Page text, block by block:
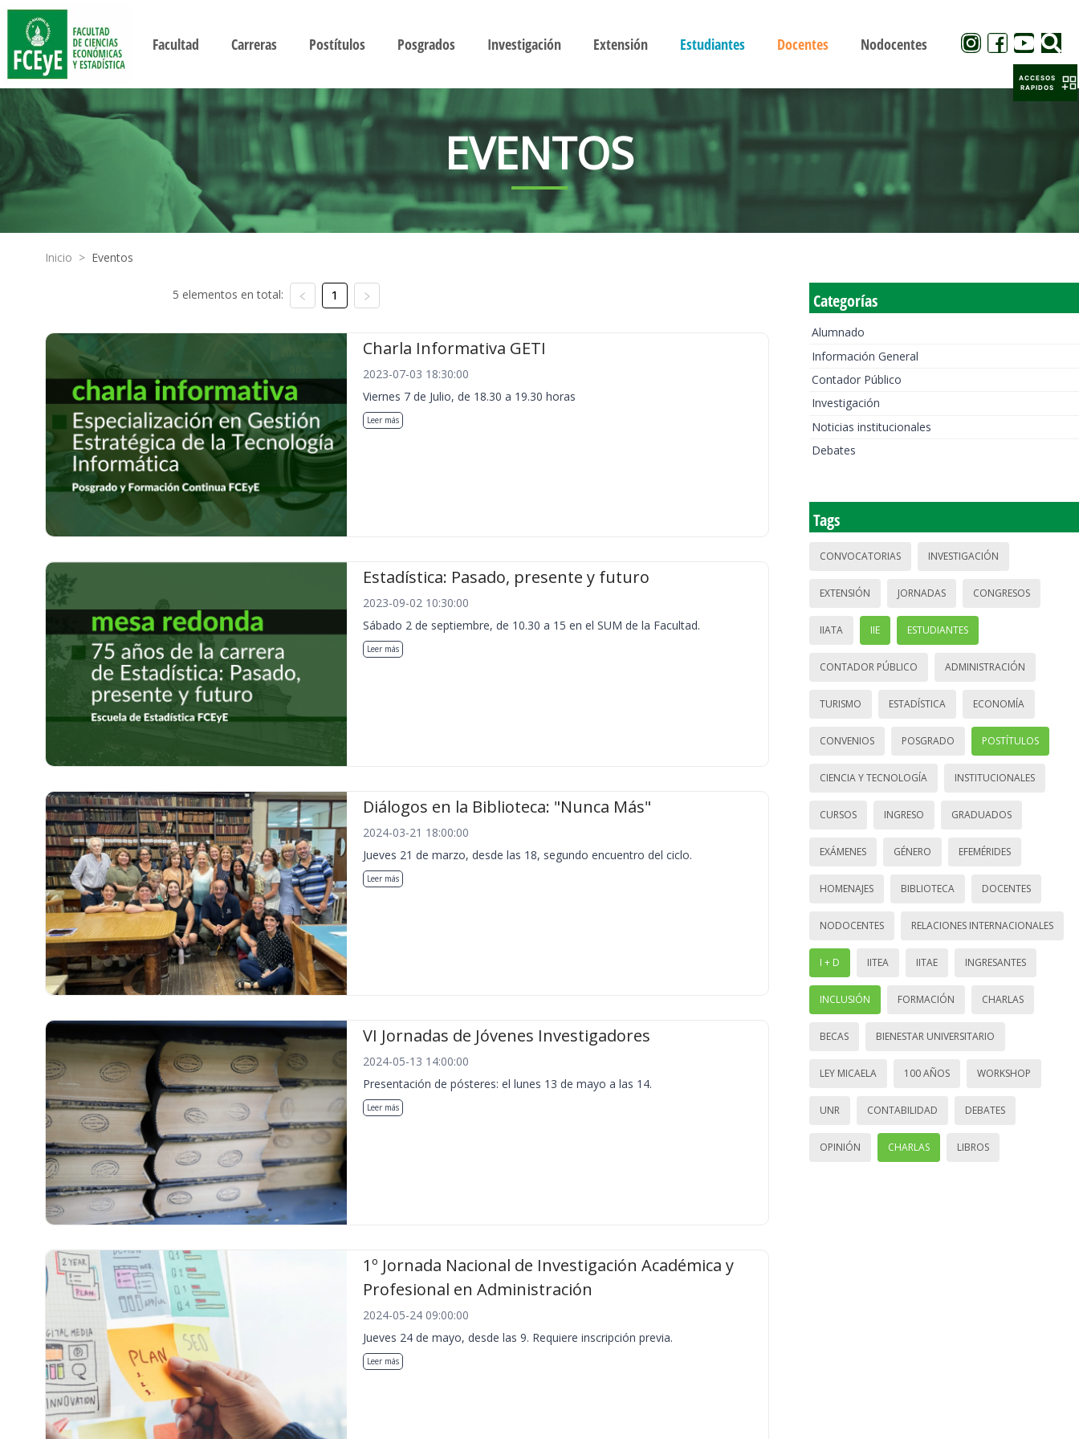
Facultad Carreras Postítulos Posgrados Investigación Extensión Estudiantes Docentes Nodocentes
EVENTOS
Inicio > Eventos
5 elementos en total: 1
Charla Informativa GETI
2023-07-03 18:30:00
Viernes 7 de Julio, de 18.30 a 19.30 horas
Leer más
Estadística: Pasado, presente y futuro
2023-09-02 10:30:00
Sábado 2 de septiembre, de 10.30 a 15 en el SUM de la Facultad.
Leer más
Diálogos en la Biblioteca: "Nunca Más"
2024-03-21 18:00:00
Jueves 21 de marzo, desde las 18, segundo encuentro del ciclo.
Leer más
VI Jornadas de Jóvenes Investigadores
2024-05-13 14:00:00
Presentación de pósteres: el lunes 13 de mayo a las 14.
Leer más
1º Jornada Nacional de Investigación Académica y
Profesional en Administración
2024-05-24 09:00:00
Jueves 24 de mayo, desde las 9. Requiere inscripción previa.
Leer más
Categorías
Alumnado
Información General
Contador Público
Investigación
Noticias institucionales
Debates
Tags
CONVOCATORIAS INVESTIGACIÓN
EXTENSIÓN JORNADAS CONGRESOS
IIATA IIE ESTUDIANTES
CONTADOR PÚBLICO ADMINISTRACIÓN
TURISMO ESTADÍSTICA ECONOMÍA
CONVENIOS POSGRADO POSTÍTULOS
CIENCIA Y TECNOLOGÍA INSTITUCIONALES
CURSOS INGRESO GRADUADOS
EXÁMENES GÉNERO EFEMÉRIDES
HOMENAJES BIBLIOTECA DOCENTES
NODOCENTES RELACIONES INTERNACIONALES
I + D IITEA IITAE INGRESANTES
INCLUSIÓN FORMACIÓN CHARLAS
BECAS BIENESTAR UNIVERSITARIO
LEY MICAELA 100 AÑOS WORKSHOP
UNR CONTABILIDAD DEBATES
OPINIÓN CHARLAS LIBROS
ACCESOS
RAPIDOS